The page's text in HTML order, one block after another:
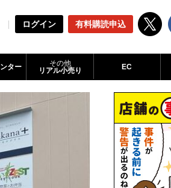
ログイン 有料購読申込
ター
その他
リアル小売り
EC